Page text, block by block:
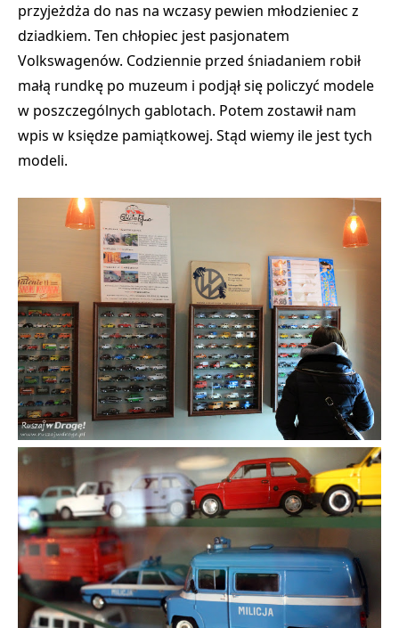
przyjeżdża do nas na wczasy pewien młodzieniec z
dziadkiem. Ten chłopiec jest pasjonatem
Volkswagenów. Codziennie przed śniadaniem robił
małą rundkę po muzeum i podjął się policzyć modele
w poszczególnych gablotach. Potem zostawił nam
wpis w księdze pamiątkowej. Stąd wiemy ile jest tych
modeli.